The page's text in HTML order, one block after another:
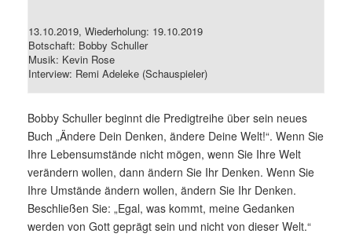
13.10.2019, Wiederholung: 19.10.2019
Botschaft: Bobby Schuller
Musik: Kevin Rose
Interview: Remi Adeleke (Schauspieler)
Bobby Schuller beginnt die Predigtreihe über sein neues
Buch „Ändere Dein Denken, ändere Deine Welt!“. Wenn Sie
Ihre Lebensumstände nicht mögen, wenn Sie Ihre Welt
verändern wollen, dann ändern Sie Ihr Denken. Wenn Sie
Ihre Umstände ändern wollen, ändern Sie Ihr Denken.
Beschließen Sie: „Egal, was kommt, meine Gedanken
werden von Gott geprägt sein und nicht von dieser Welt.“